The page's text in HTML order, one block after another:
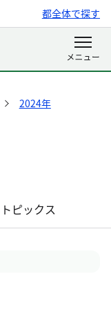
都全体で探す
2024年
トピックス